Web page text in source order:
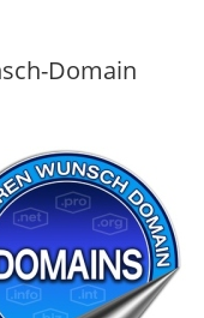
Domain